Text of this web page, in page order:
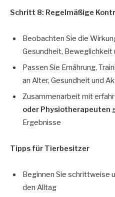
Schritt 8: Regelmäßige
Beobachten Sie die
Gesundheit, Beweglichkeit
Passen Sie Ernährung,
an Alter, Gesundheit und
Zusammenarbeit mit
oder Physiotherapeuten
Ergebnisse
Tipps für Tierbesitzer
Beginnen Sie schrittweise
den Alltag